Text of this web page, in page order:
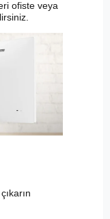
ofiste veya